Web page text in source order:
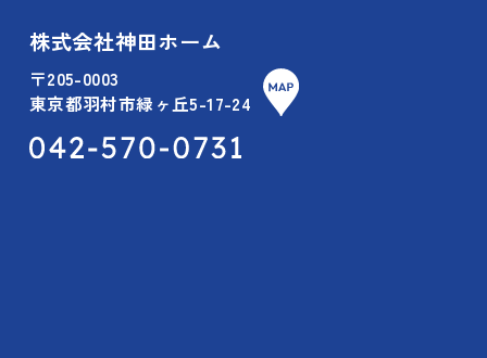
株式会社神田ホーム
〒205-0003
東京都羽村市緑ヶ丘5-17-24